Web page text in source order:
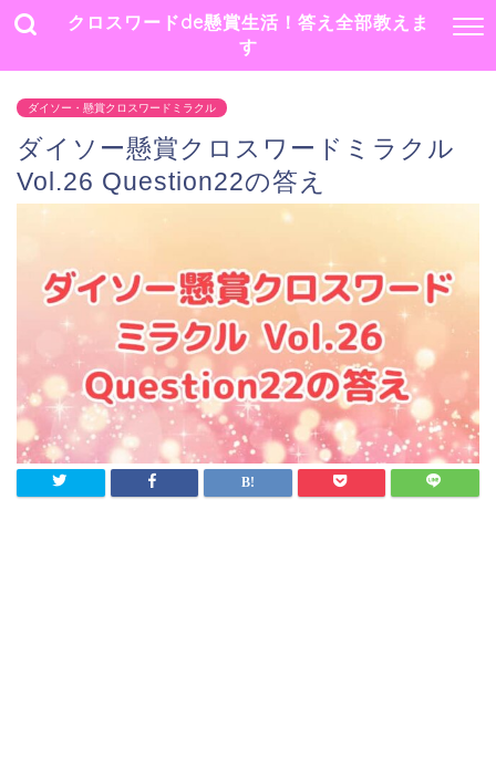
クロスワードde懸賞生活！答え全部教えま
す
ダイソー・懸賞クロスワードミラクル
ダイソー懸賞クロスワードミラクル
Vol.26 Question22の答え